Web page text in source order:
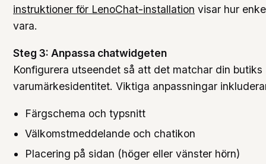
instruktioner för LenoChat-installation visar hur
vara.
Steg 3: Anpassa chatwidgeten
Konfigurera utseendet så att det matchar din butiks
varumärkesidentitet. Viktiga anpassningar
Färgschema och typsnitt
Välkomstmeddelande och chatikon
Placering på sidan (höger eller vänster hörn)